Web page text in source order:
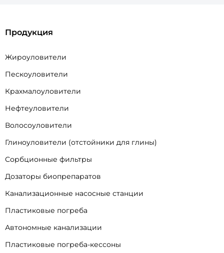
Продукция
Жироуловители
Пескоуловители
Крахмалоуловители
Нефтеуловители
Волосоуловители
Глиноуловители (отстойники для глины)
Сорбционные фильтры
Дозаторы биопрепаратов
Канализационные насосные станции
Пластиковые погреба
Автономные канализации
Пластиковые погреба-кессоны